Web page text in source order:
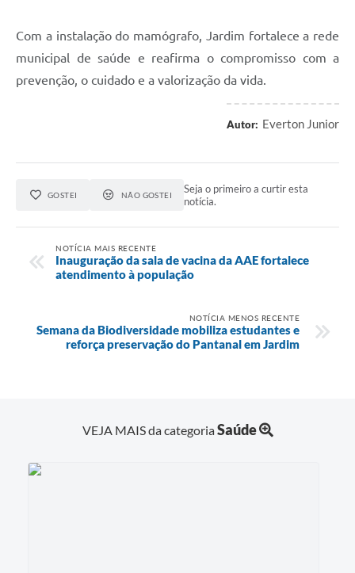
Com a instalação do mamógrafo, Jardim fortalece a rede
municipal de saúde e reafirma o compromisso com a
prevenção, o cuidado e a valorização da vida.
Autor: Everton Junior
GOSTEI NÃO GOSTEI
Seja o primeiro a curtir esta
notícia.
NOTÍCIA MAIS RECENTE
Inauguração da sala de vacina da AAE fortalece
atendimento à população
NOTÍCIA MENOS RECENTE
Semana da Biodiversidade mobiliza estudantes e
reforça preservação do Pantanal em Jardim
VEJA MAIS da categoriaSaúde